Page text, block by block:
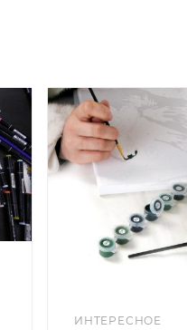
ИНТЕРЕСНОЕ